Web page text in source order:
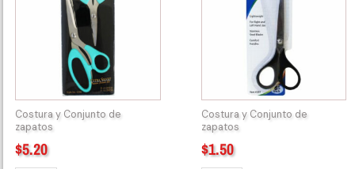
Costura y Conjunto de
zapatos
$5.20
1/2/Allary
quantity
Costura y Conjunto de
zapatos
$1.50
STATIONERY